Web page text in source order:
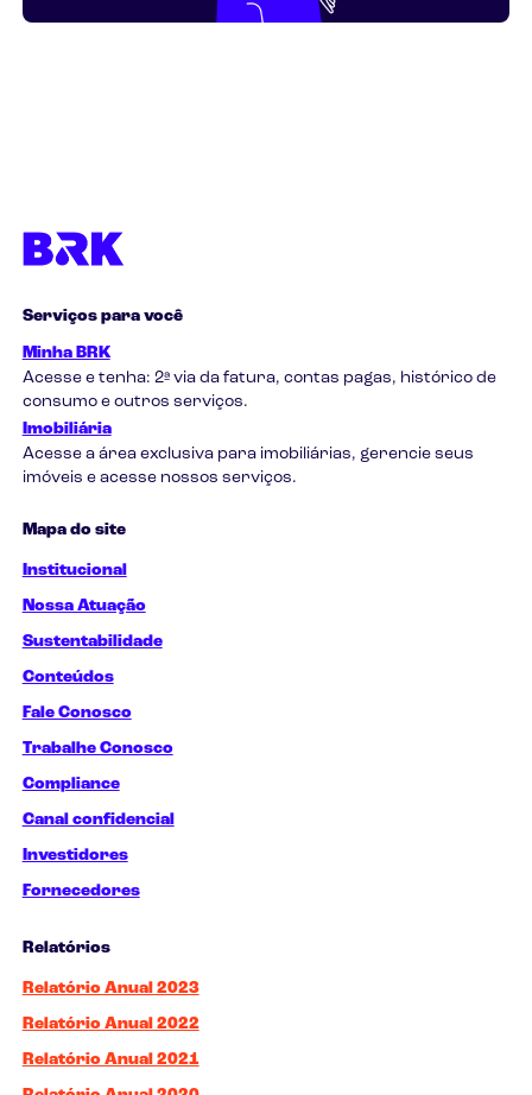
Serviços para você
Minha BRK
Acesse e tenha: 2ª via da fatura, contas pagas, histórico de
consumo e outros serviços.
Imobiliária
Acesse a área exclusiva para imobiliárias, gerencie seus
imóveis e acesse nossos serviços.
Mapa do site
Institucional
Nossa Atuação
Sustentabilidade
Conteúdos
Fale Conosco
Trabalhe Conosco
Compliance
Canal confidencial
Investidores
Fornecedores
Relatórios
Relatório Anual 2023
Relatório Anual 2022
Relatório Anual 2021